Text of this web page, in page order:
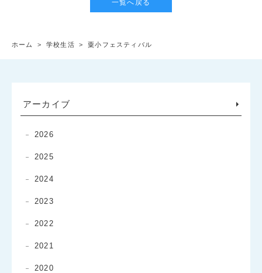
一覧へ戻る
ホーム > 学校生活 > 粟小フェスティバル
アーカイブ
2026
2025
2024
2023
2022
2021
2020